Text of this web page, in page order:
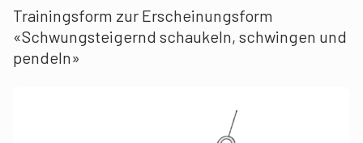
Trainingsform zur Erscheinungsform
«Schwungsteigernd schaukeln, schwingen und
pendeln»